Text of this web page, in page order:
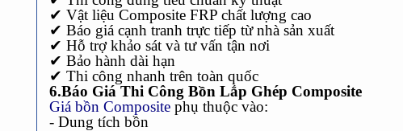
✔ Vật liệu Composite FRP chất lượng cao
✔ Báo giá cạnh tranh trực tiếp từ nhà sản xuất
✔ Hỗ trợ khảo sát và tư vấn tận nơi
✔ Bảo hành dài hạn
✔ Thi công nhanh trên toàn quốc
6.Báo Giá Thi Công Bồn Lắp Ghép Composite
Giá bồn Composite phụ thuộc vào:
- Dung tích bồn